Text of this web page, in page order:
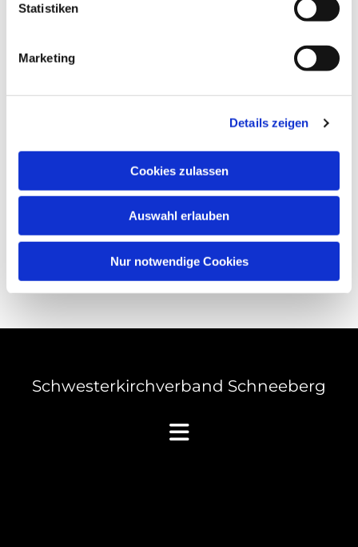
Statistiken
Marketing
Details zeigen
Cookies zulassen
Auswahl erlauben
Nur notwendige Cookies
Schwesterkirchverband Schneeberg